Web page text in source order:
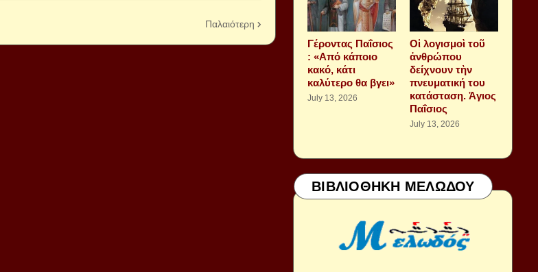
Παλαιότερη
Γέροντας Παΐσιος
: «Από κάποιο
κακό, κάτι
καλύτερο θα βγει»
July 13, 2026
Οἱ λογισμοὶ τοῦ
ἀνθρώπου
δείχνουν τὴν
πνευματική του
κατάσταση. Ἁγιος
Παΐσιος
July 13, 2026
ΒΙΒΛΙΟΘΗΚΗ ΜΕΛΩΔΟΥ